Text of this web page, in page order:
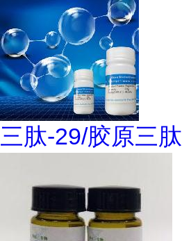
三肽-29/胶原三肽